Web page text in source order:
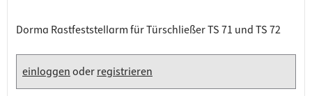
Dorma Rastfeststellarm für Türschließer TS 71 und TS 72
einloggenoderregistrieren